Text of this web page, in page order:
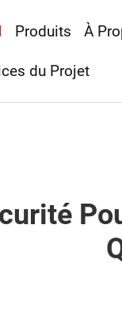
Produits À
du Projet